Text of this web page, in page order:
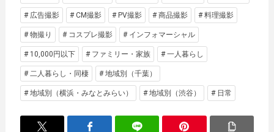
# 広告撮影 # CM撮影 # PV撮影 # 商品撮影 # 料理撮影
# 物撮り # コスプレ撮影 # インフォマーシャル
# 10,000円以下 # ファミリー・家族 # 一人暮らし
# 二人暮らし・同棲 # 地域別（千葉）
# 地域別（横浜・みなとみらい） # 地域別（渋谷） # 日常